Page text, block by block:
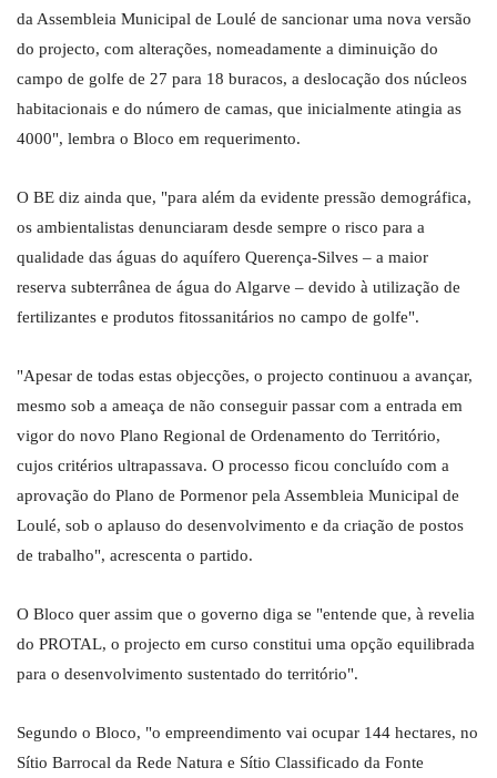
da Assembleia Municipal de Loulé de sancionar uma nova versão
do projecto, com alterações, nomeadamente a diminuição do
campo de golfe de 27 para 18 buracos, a deslocação dos núcleos
habitacionais e do número de camas, que inicialmente atingia as
4000", lembra o Bloco em requerimento.
O BE diz ainda que, "para além da evidente pressão demográfica,
os ambientalistas denunciaram desde sempre o risco para a
qualidade das águas do aquífero Querença-Silves – a maior
reserva subterrânea de água do Algarve – devido à utilização de
fertilizantes e produtos fitossanitários no campo de golfe".
"Apesar de todas estas objecções, o projecto continuou a avançar,
mesmo sob a ameaça de não conseguir passar com a entrada em
vigor do novo Plano Regional de Ordenamento do Território,
cujos critérios ultrapassava. O processo ficou concluído com a
aprovação do Plano de Pormenor pela Assembleia Municipal de
Loulé, sob o aplauso do desenvolvimento e da criação de postos
de trabalho", acrescenta o partido.
O Bloco quer assim que o governo diga se "entende que, à revelia
do PROTAL, o projecto em curso constitui uma opção equilibrada
para o desenvolvimento sustentado do território".
Segundo o Bloco, "o empreendimento vai ocupar 144 hectares, no
Sítio Barrocal da Rede Natura e Sítio Classificado da Fonte